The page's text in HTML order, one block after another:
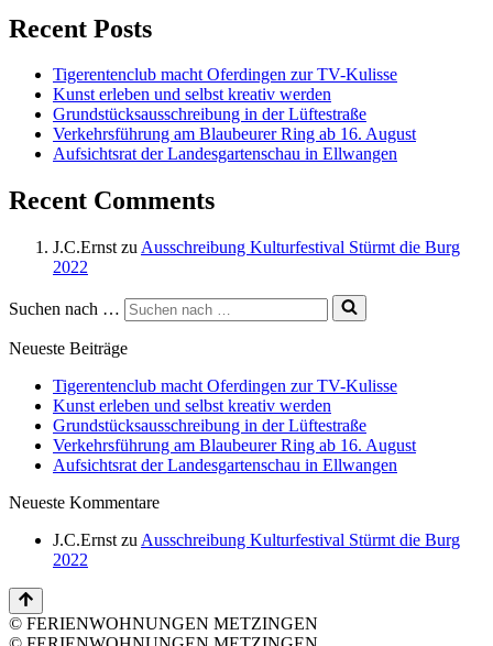
Recent Posts
Tigerentenclub macht Oferdingen zur TV-Kulisse
Kunst erleben und selbst kreativ werden
Grundstücksausschreibung in der Lüftestraße
Verkehrsführung am Blaubeurer Ring ab 16. August
Aufsichtsrat der Landesgartenschau in Ellwangen
Recent Comments
J.C.Ernst zu Ausschreibung Kulturfestival Stürmt die Burg
2022
Suchen nach …
Neueste Beiträge
Tigerentenclub macht Oferdingen zur TV-Kulisse
Kunst erleben und selbst kreativ werden
Grundstücksausschreibung in der Lüftestraße
Verkehrsführung am Blaubeurer Ring ab 16. August
Aufsichtsrat der Landesgartenschau in Ellwangen
Neueste Kommentare
J.C.Ernst zu Ausschreibung Kulturfestival Stürmt die Burg
2022
© FERIENWOHNUNGEN METZINGEN